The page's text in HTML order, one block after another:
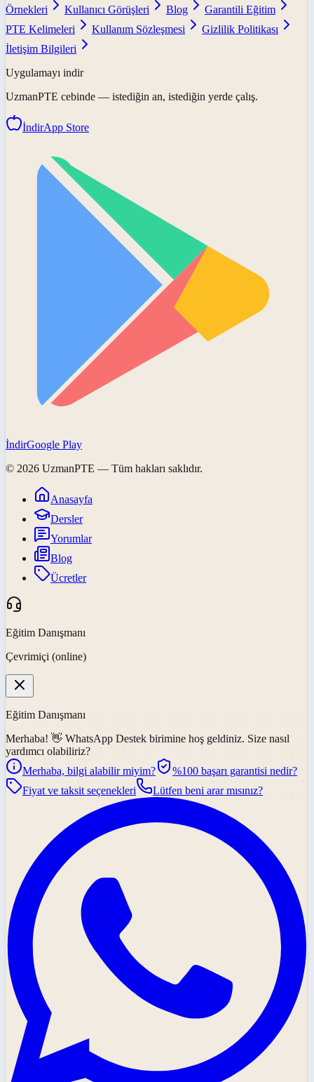
Örnekleri
Kullanıcı Görüşleri Blog
Garantili Eğitim
PTE Kelimeleri
Kullanım Sözleşmesi
Gizlilik Politikası
İletişim Bilgileri
Uygulamayı indir
UzmanPTE cebinde — istediğin an, istediğin yerde çalış.
İndirApp Store
İndirGoogle Play
© 2026 UzmanPTE — Tüm hakları saklıdır.
Anasayfa
Dersler
Yorumlar
Blog
Ücretler
Eğitim Danışmanı
Çevrimiçi (online)
Eğitim Danışmanı
Merhaba! 👋 WhatsApp Destek birimine hoş geldiniz. Size nasıl
yardımcı olabiliriz?
Merhaba, bilgi alabilir miyim?
%100 başarı garantisi nedir?
Fiyat ve taksit seçenekleri
Lütfen beni arar mısınız?